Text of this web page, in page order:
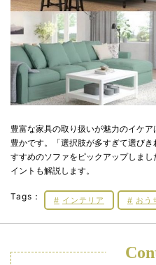
豊富な家具の取り扱いが魅力のイケ
豊かです。「選択肢が多すぎて選び
すすめのソファをピックアップしま
イントも解説します。
Tags： インテリア おう